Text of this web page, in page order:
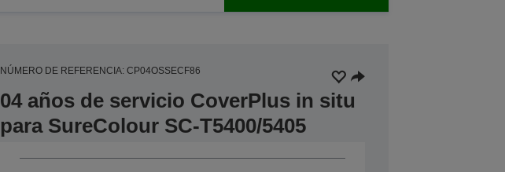
NÚMERO DE REFERENCIA: CP04OSSECF86
04 años de servicio CoverPlus in situ
para SureColour SC-T5400/5405